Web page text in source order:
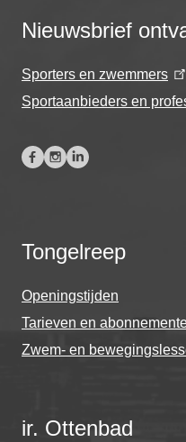
Nieuwsbrief
Sporters en zwemmers
Sportaanbieders en
Tongelreep
Openingstijden
Tarieven en
Zwem- en
ir. Ottenbad